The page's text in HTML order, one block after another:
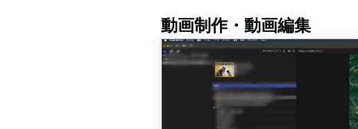
動画制作・動画編集